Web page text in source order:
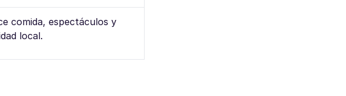
comida, espectáculos y
local.